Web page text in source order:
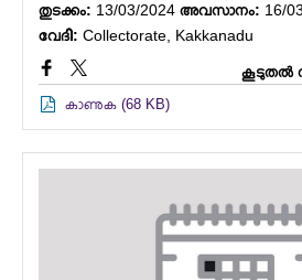
തുടക്കം: 13/03/2024 അവസാനം: 16/
വേദി: Collectorate, Kakkanadu
കൂടുതല്‍
കാണുക (68 KB)